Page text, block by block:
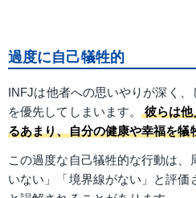
過度に自己犠牲的
INFJは他者への思いやりが深く
を優先してしまいます。 彼らは
るあまり、自分の健康や幸福を犠
この過度な自己犠牲的な行動は、
いない」「境界線がない」と評価